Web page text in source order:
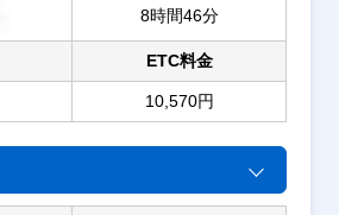
8時間46分
ETC料金
10,570円